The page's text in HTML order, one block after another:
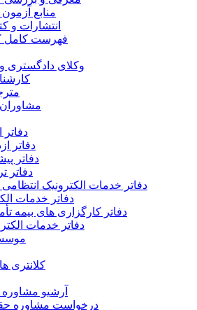
منابع
انتشارات و
فهرست کامل
وکلای دادگستری
دفاتر
دفاتر
دفاتر
دفاتر خدمات الکترونیک انتظامی
دفاتر خدمات
دفاتر کارگزاری های بیمه
دفاتر خدمات
کلانتری
آرشیو
درخواست مشاوره